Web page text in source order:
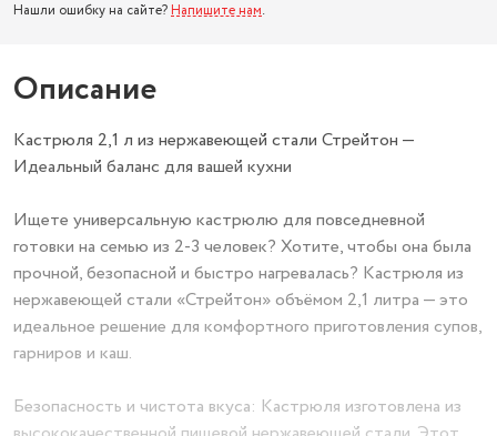
Нашли ошибку на сайте? Напишите нам.
Описание
Кастрюля 2,1 л из нержавеющей стали Стрейтон —
Идеальный баланс для вашей кухни
Ищете универсальную кастрюлю для повседневной
готовки на семью из 2-3 человек? Хотите, чтобы она была
прочной, безопасной и быстро нагревалась? Кастрюля из
нержавеющей стали «Стрейтон» объёмом 2,1 литра — это
идеальное решение для комфортного приготовления супов,
гарниров и каш.
Безопасность и чистота вкуса: Кастрюля изготовлена из